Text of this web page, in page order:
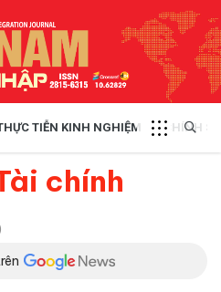
TIỄN KINH NGHIỆM CHÍNH
chính